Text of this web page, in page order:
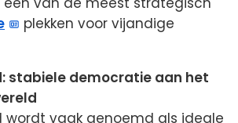
plekken voor vijandige
stabiele democratie aan het
wordt vaak genoemd als ideale